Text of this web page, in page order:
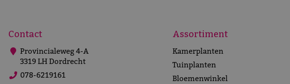
Contact
Provincialeweg 4-A
3319 LH Dordrecht
078-6219161
Assortiment
Kamerplanten
Tuinplanten
Bloemenwinkel